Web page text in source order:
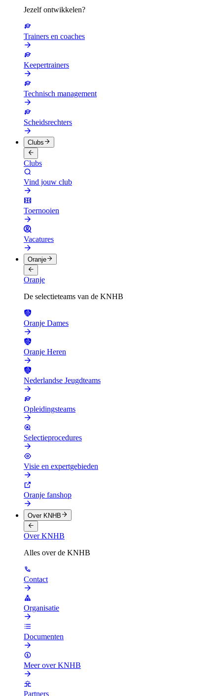
Jezelf ontwikkelen?
Trainers en coaches
Keepertrainers
Technisch management
Scheidsrechters
Clubs
Clubs
Vind jouw club
Toernooien
Vacatures
Oranje
Oranje
De selectieteams van de KNHB
Oranje Dames
Oranje Heren
Nederlandse Jeugdteams
Opleidingsteams
Selectieprocedures
Visie en expertgebieden
Oranje fanshop
Over KNHB
Over KNHB
Alles over de KNHB
Contact
Organisatie
Documenten
Meer over KNHB
Partners